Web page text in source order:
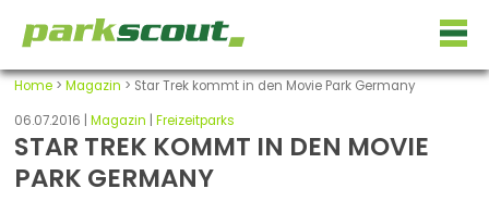
Home> Magazin > Star Trek kommt in den Movie Park Germany
06.07.2016 | Magazin Freizeitparks
STAR TREK KOMMT IN DEN MOVIE
PARK GERMANY